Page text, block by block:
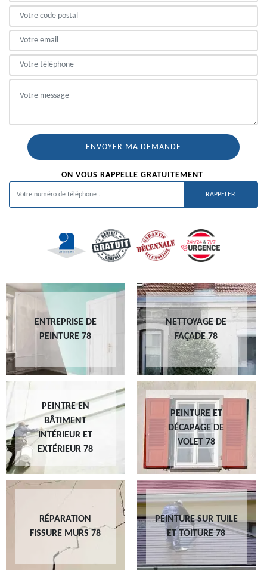
ON VOUS RAPPELLE GRATUITEMENT
ENTREPRISE DE
PEINTURE 78
NETTOYAGE DE
FAÇADE 78
PEINTRE EN
BÂTIMENT
INTÉRIEUR ET
EXTÉRIEUR 78
PEINTURE ET
DÉCAPAGE DE
VOLET 78
RÉPARATION
FISSURE MURS 78
PEINTURE SUR TUILE
ET TOITURE 78